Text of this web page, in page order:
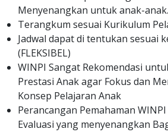
Menyenangkan untuk anak-anak.
Terangkum sesuai Kurikulum
Jadwal dapat di tentukan sesuai
(FLEKSIBEL)
WINPI Sangat Rekomendasi
Prestasi Anak agar Fokus dan
Konsep Pelajaran Anak
Perancangan Pemahaman
Evaluasi yang menyenangkan